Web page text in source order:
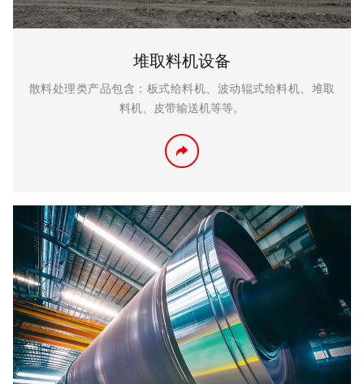
堆取料机设备
散料处理类产品包含：板式给料机、波动辊式给料机、堆取
料机、皮带输送机等等。